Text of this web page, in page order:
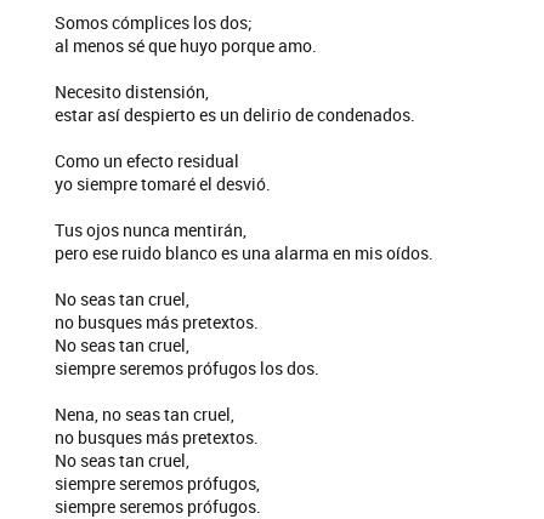
Somos cómplices los dos;
al menos sé que huyo porque amo.
Necesito distensión,
estar así despierto es un delirio de condenados.
Como un efecto residual
yo siempre tomaré el desvió.
Tus ojos nunca mentirán,
pero ese ruido blanco es una alarma en mis oídos.
No seas tan cruel,
no busques más pretextos.
No seas tan cruel,
siempre seremos prófugos los dos.
Nena, no seas tan cruel,
no busques más pretextos.
No seas tan cruel,
siempre seremos prófugos,
siempre seremos prófugos.